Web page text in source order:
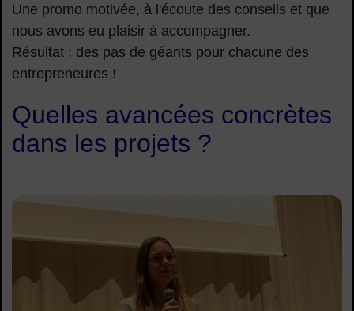
Une promo motivée, à l'écoute des conseils et que
nous avons eu plaisir à accompagner.
Résultat : des pas de géants pour chacune des
entrepreneures !
Quelles avancées concrètes
dans les projets ?
emma-giraud-menoree